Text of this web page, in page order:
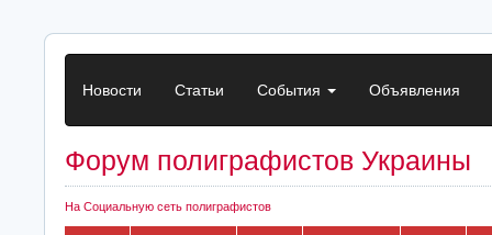
Новости Статьи События Объявления
Форум полиграфистов Украины
На Социальную сеть полиграфистов